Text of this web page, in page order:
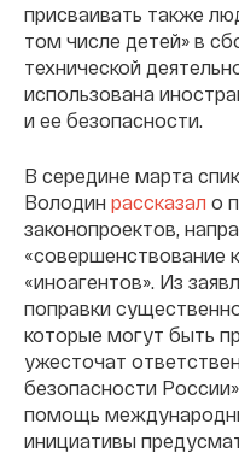
присваивать также
том числе детей» в
технической
использована
и ее безопасности.
В середине марта
Володин рассказал о
законопроектов,
«совершенствование
«иноагентов». Из
поправки
которые могут быть
ужесточат
безопасности
помощь
инициативы